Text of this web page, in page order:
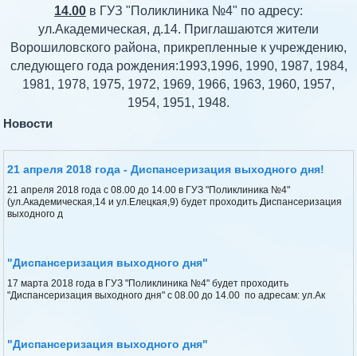
14.00 в ГУЗ "Поликлиника №4" по адресу:
ул.Академическая, д.14. Приглашаются жители
Ворошиловского района, прикрепленные к учреждению,
следующего года рождения:1993,1996, 1990, 1987, 1984,
1981, 1978, 1975, 1972, 1969, 1966, 1963, 1960, 1957,
1954, 1951, 1948.
Новости
21 апреля 2018 года - Диспансеризация выходного дня!
21 апреля 2018 года с 08.00 до 14.00 в ГУЗ "Поликлиника №4"
(ул.Академическая,14 и ул.Елецкая,9) будет проходить Диспансеризация
выходного д
"Диспансеризация выходного дня"
17 марта 2018 года в ГУЗ "Поликлиника №4" будет проходить
"Диспансеризация выходного дня" с 08.00 до 14.00 по адресам: ул.Ак
"Диспансеризация выходного дня"